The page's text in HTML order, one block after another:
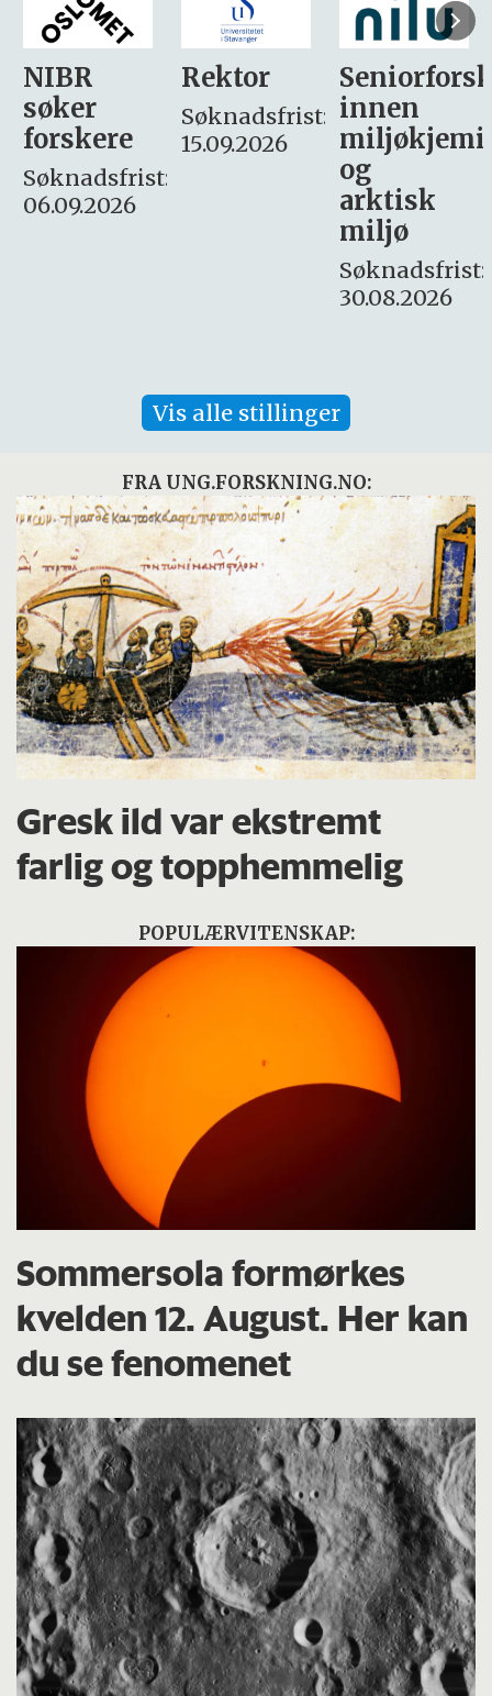
Rektor
Søknadsfrist:
15.09.2026
Seniorforsker
innen
miljøkjemi
søker
– fast
Søknadsfrist:
16. august.
Vis alle stillinger
FRA UNG.FORSKNING.NO:
Gresk ild var ekstremt
farlig og topphemmelig
POPULÆRVITENSKAP:
Sommersola formørkes
kvelden 12. August. Her kan
du se fenomenet